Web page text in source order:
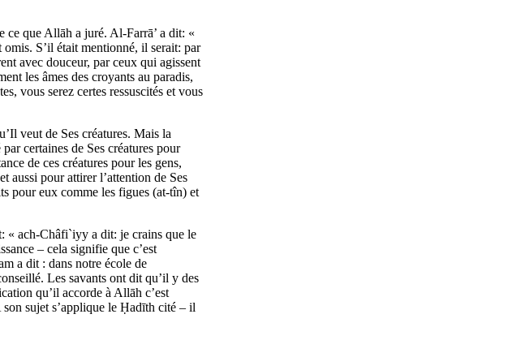
ce que Allāh a juré. Al-Farrā’ a dit: «
S’il était mentionné, il serait: par
avec douceur, par ceux qui agissent
les âmes des croyants au paradis,
vous serez certes ressuscités et vous
veut de Ses créatures. Mais la
certaines de Ses créatures pour
de ces créatures pour les gens,
aussi pour attirer l’attention de Ses
pour eux comme les figues (at-tîn) et
ach-Châfi`iyy a dit: je crains que le
– cela signifie que c’est
a dit : dans notre école de
Les savants ont dit qu’il y des
qu’il accorde à Allāh c’est
sujet s’applique le Ḥadīth cité – il